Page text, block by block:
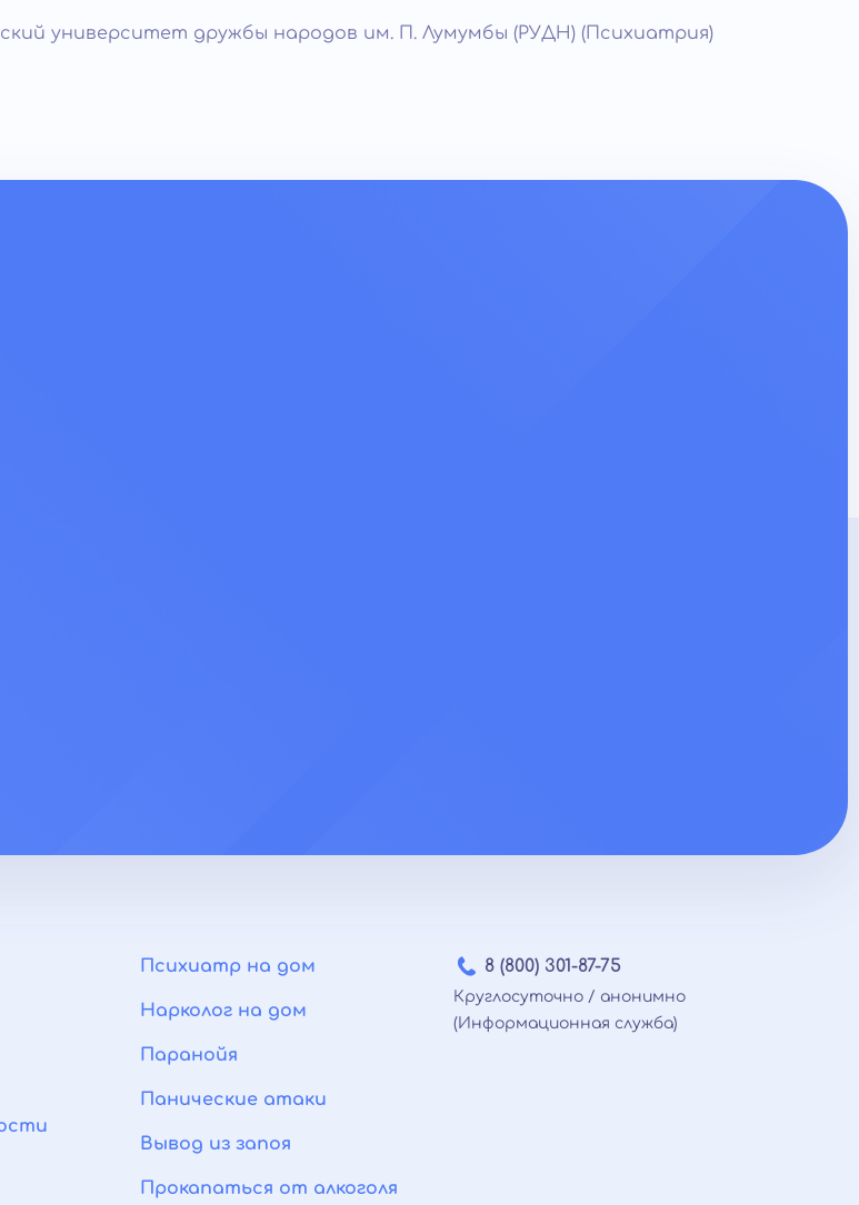
университет дружбы народов им. П. Лумумбы (РУДН) (Психиатрия)
Психиатр на дом
Нарколог на дом
Паранойя
Панические атаки
Вывод из запоя
Прокапаться от алкоголя
8 (800) 301-87-75
Круглосуточно / анонимно
(Информационная служба)